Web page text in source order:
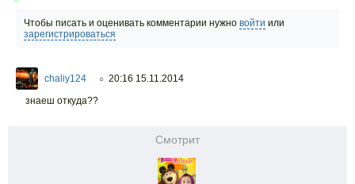
Чтобы писать и оценивать комментарии нужно войти или
зарегистрироваться
chaliy124 ○ 20:16 15.11.2014
знаеш откуда??
Смотрит